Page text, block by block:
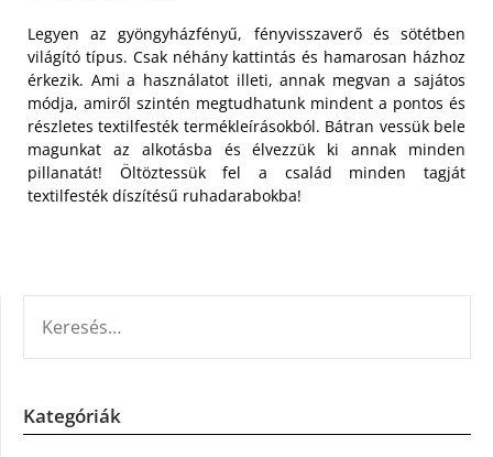
Legyen az gyöngyházfényű, fényvisszaverő és sötétben
világító típus. Csak néhány kattintás és hamarosan házhoz
érkezik. Ami a használatot illeti, annak megvan a sajátos
módja, amiről szintén megtudhatunk mindent a pontos és
részletes textilfesték termékleírásokból. Bátran vessük bele
magunkat az alkotásba és élvezzük ki annak minden
pillanatát! Öltöztessük fel a család minden tagját
textilfesték díszítésű ruhadarabokba!
Kategóriák